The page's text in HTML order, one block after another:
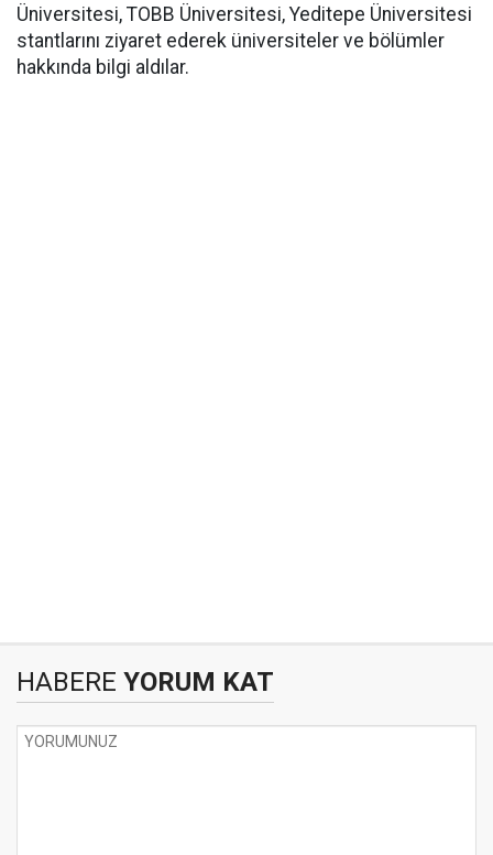
Üniversitesi, TOBB Üniversitesi, Yeditepe Üniversitesi
stantlarını ziyaret ederek üniversiteler ve bölümler
hakkında bilgi aldılar.
HABERE YORUM KAT